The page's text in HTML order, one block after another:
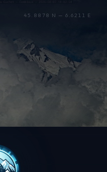
45.8878 N — 6.6211 E